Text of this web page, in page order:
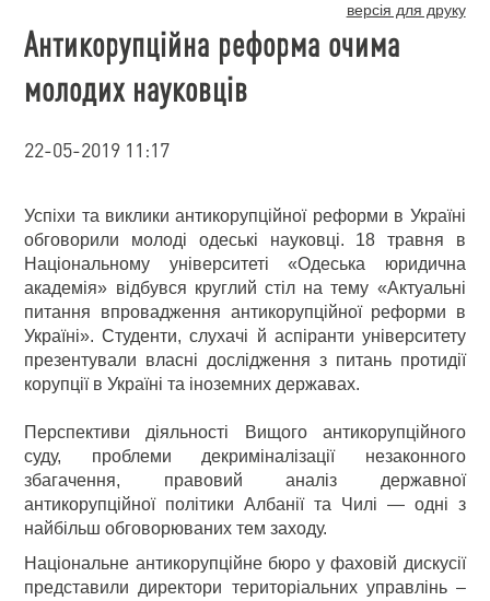
версія для друку
Антикорупційна реформа очима
молодих науковців
22-05-2019 11:17
Успіхи та виклики антикорупційної реформи в Україні
обговорили молоді одеські науковці. 18 травня в
Національному університеті «Одеська юридична
академія» відбувся круглий стіл на тему «Актуальні
питання впровадження антикорупційної реформи в
Україні». Студенти, слухачі й аспіранти університету
презентували власні дослідження з питань протидії
корупції в Україні та іноземних державах.
Перспективи діяльності Вищого антикорупційного
суду, проблеми декриміналізації незаконного
збагачення, правовий аналіз державної
антикорупційної політики Албанії та Чилі — одні з
найбільш обговорюваних тем заходу.
Національне антикорупційне бюро у фаховій дискусії
представили директори територіальних управлінь –